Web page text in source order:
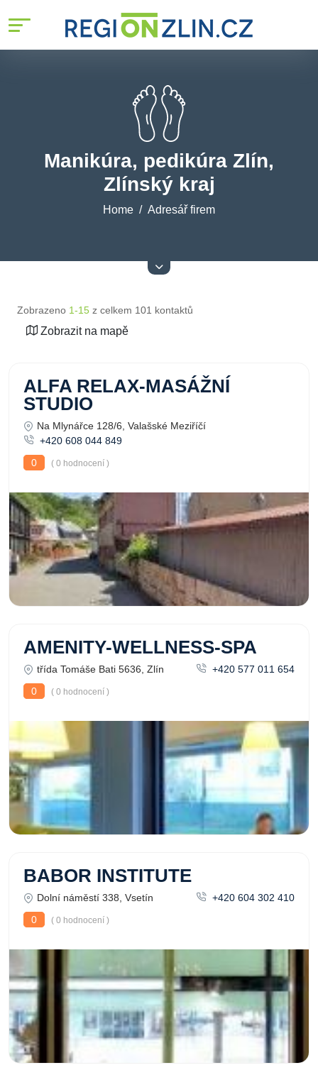
Manikúra, pedikúra Zlín,
Zlínský kraj
Home Adresář firem
Zobrazeno 1-15 z celkem 101 kontaktů
Zobrazit na mapě
ALFA RELAX-MASÁŽNÍ
STUDIO
Na Mlynářce 128/6, Valašské Meziříčí
+420 608 044 849
0
( 0 hodnocení )
AMENITY-WELLNESS-SPA
třída Tomáše Bati 5636, Zlín
+420 577 011 654
0
( 0 hodnocení )
BABOR INSTITUTE
Dolní náměstí 338, Vsetín
+420 604 302 410
0
( 0 hodnocení )